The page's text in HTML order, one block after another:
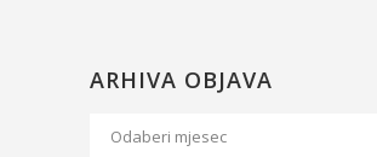
ARHIVA OBJAVA
Arhiva